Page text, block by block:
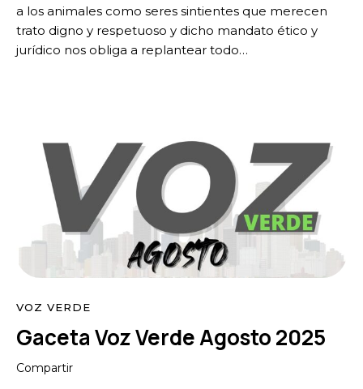
a los animales como seres sintientes que merecen
trato digno y respetuoso y dicho mandato ético y
jurídico nos obliga a replantear todo…
VOZ VERDE
Gaceta Voz Verde Agosto 2025
Compartir